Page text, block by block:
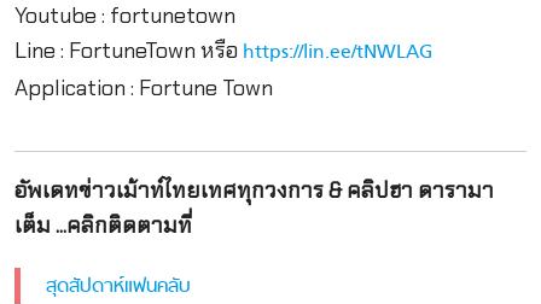
Youtube : fortunetown
Line : FortuneTown หรือ https://lin.ee/tNWLAG
Application : Fortune Town
อัพเดทข่าวเม้าท์ไทยเทศทุกวงการ & คลิปฮา ดารามา
เต็ม ...คลิกติดตามที่
สุดสัปดาห์แฟนคลับ